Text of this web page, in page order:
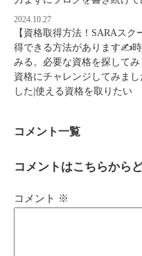
2024.10.27
【資格取得方法！SARAス
得できる方法があります✍
みる。必要な資格を探して
資格にチャレンジしてみま
した|使える資格を取りたい
コメント一覧
コメントはこちらから
コメント ※